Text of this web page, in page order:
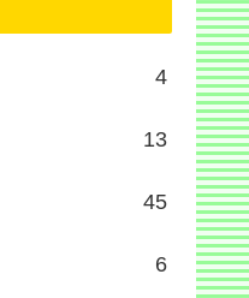
4
13
45
6